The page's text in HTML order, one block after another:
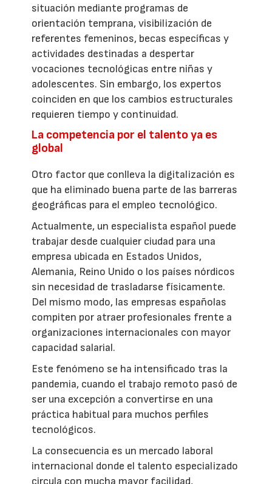
situación mediante programas de
orientación temprana, visibilización de
referentes femeninos, becas específicas y
actividades destinadas a despertar
vocaciones tecnológicas entre niñas y
adolescentes. Sin embargo, los expertos
coinciden en que los cambios estructurales
requieren tiempo y continuidad.
La competencia por el talento ya es
global
Otro factor que conlleva la digitalización es
que ha eliminado buena parte de las barreras
geográficas para el empleo tecnológico.
Actualmente, un especialista español puede
trabajar desde cualquier ciudad para una
empresa ubicada en Estados Unidos,
Alemania, Reino Unido o los países nórdicos
sin necesidad de trasladarse físicamente.
Del mismo modo, las empresas españolas
compiten por atraer profesionales frente a
organizaciones internacionales con mayor
capacidad salarial.
Este fenómeno se ha intensificado tras la
pandemia, cuando el trabajo remoto pasó de
ser una excepción a convertirse en una
práctica habitual para muchos perfiles
tecnológicos.
La consecuencia es un mercado laboral
internacional donde el talento especializado
circula con mucha mayor facilidad,